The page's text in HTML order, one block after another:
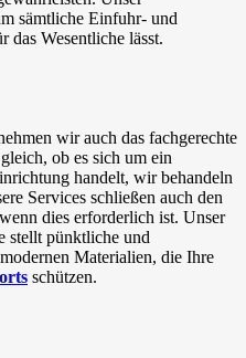
sämtliche Einfuhr- und
Wesentliche lässt.
wir auch das fachgerechte
ob es sich um ein
handelt, wir behandeln
Services schließen auch den
dies erforderlich ist. Unser
stellt pünktliche und
Materialien, die Ihre
schützen.